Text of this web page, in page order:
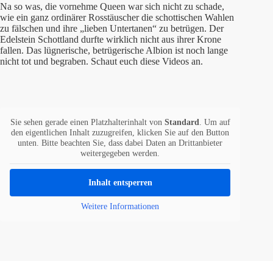
Na so was, die vornehme Queen war sich nicht zu schade,
wie ein ganz ordinärer Rosstäuscher die schottischen Wahlen
zu fälschen und ihre „lieben Untertanen“ zu betrügen. Der
Edelstein Schottland durfte wirklich nicht aus ihrer Krone
fallen. Das lügnerische, betrügerische Albion ist noch lange
nicht tot und begraben. Schaut euch diese Videos an.
Sie sehen gerade einen Platzhalterinhalt von Standard
. Um auf
den eigentlichen Inhalt zuzugreifen, klicken Sie auf den Button
unten. Bitte beachten Sie, dass dabei Daten an Drittanbieter
weitergegeben werden.
Inhalt entsperren
Weitere Informationen